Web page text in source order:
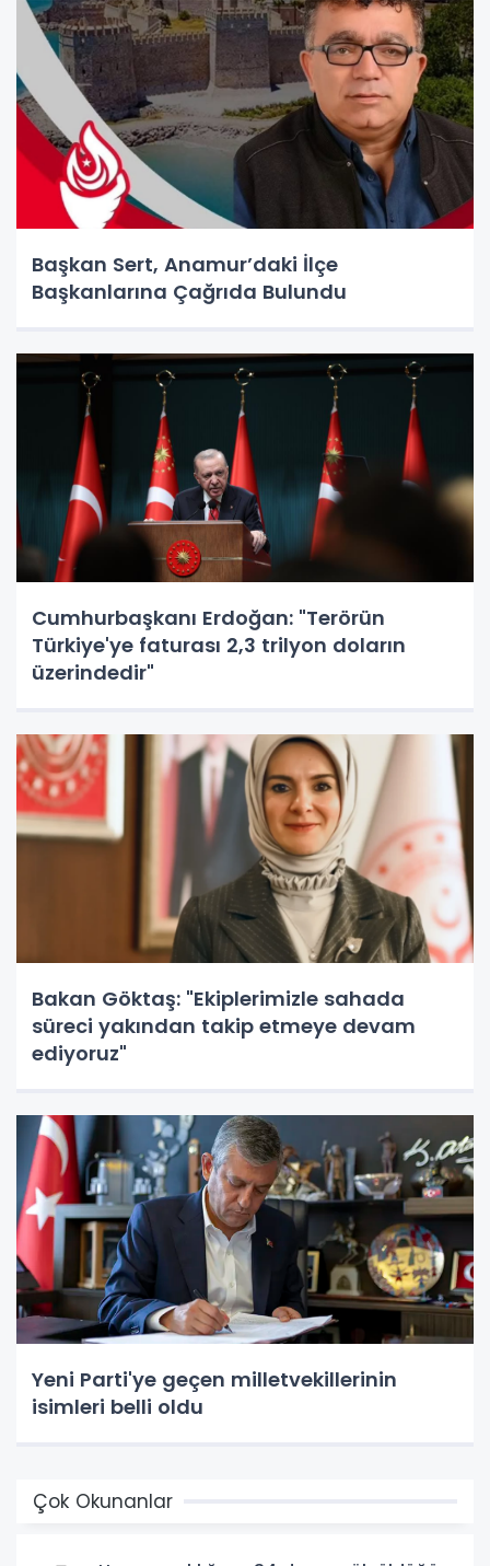
Başkan Sert, Anamur’daki İlçe
Başkanlarına Çağrıda Bulundu
Cumhurbaşkanı Erdoğan: "Terörün
Türkiye'ye faturası 2,3 trilyon doların
üzerindedir"
Bakan Göktaş: "Ekiplerimizle sahada
süreci yakından takip etmeye devam
ediyoruz"
Yeni Parti'ye geçen milletvekillerinin
isimleri belli oldu
Çok Okunanlar